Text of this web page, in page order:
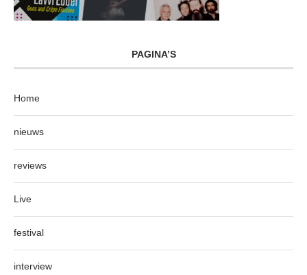
PAGINA’S
Home
nieuws
reviews
Live
festival
interview